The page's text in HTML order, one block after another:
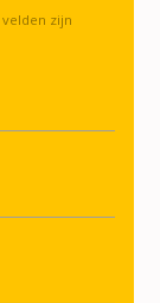
zijn